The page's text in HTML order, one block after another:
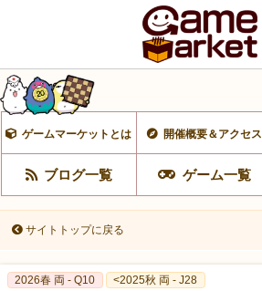
ゲームマーケットとは 開催概要＆アクセス
ブログ一覧 ゲーム一覧
サイトトップに戻る
2026春 両 - Q10 <2025秋 両 - J28